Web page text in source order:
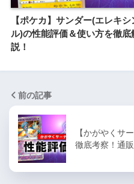
【ポケカ】サンダー(エレキシ
ル)の性能評価＆使い方を徹底
説！
前の記事
【かがやくサ
徹底考察！通